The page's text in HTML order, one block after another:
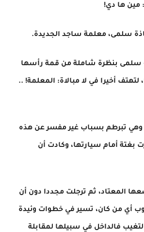
مين ها دي!
سلمى، معلمة ساجد الجديدة.
سلمى بنظرة شاملة من قمة رأسها
أخيرا في لا مبالاة: المعلمة! ..
وهي تبرطم بسباب غير مفسر عن هذه
بغتة أمام سيارتها، وكادت أن
المعتاد، ثم ترجلت مجددا دون أن
أي من كان، تسير في خطوات وئيدة
فالداخل في سبيلها لمقابلة